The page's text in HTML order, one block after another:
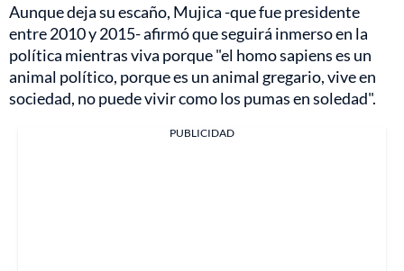
Aunque deja su escaño, Mujica -que fue presidente
entre 2010 y 2015- afirmó que seguirá inmerso en la
política mientras viva porque "el homo sapiens es un
animal político, porque es un animal gregario, vive en
sociedad, no puede vivir como los pumas en soledad".
PUBLICIDAD